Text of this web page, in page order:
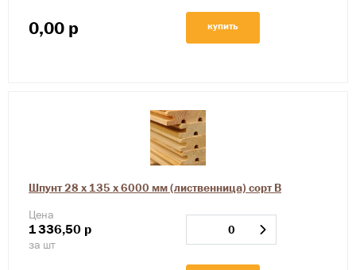
0,00 р купить
Шпунт 28 х 135 х 6000 мм (лиственница) сорт В
Цена
1336,50 р
за шт